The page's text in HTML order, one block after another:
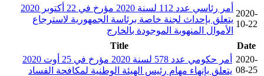
2020-
10-22
أمر رئاسي عدد 112 لسنة 2020 مؤرخ في 22 أكتوبر 2020
يتعلق بإحداث لجنة خاصة برئاسة الجمهورية لاسترجاع
الأموال المنهوبة الموجودة بالخارج
Date
Title
2020-
08-25
أمر حكومي عدد 578 لسنة 2020 مؤرخ في 25 أوت 2020
يتعلق بإنهاء مهام رئيس الهيئة الوطنية لمكافحة الفساد